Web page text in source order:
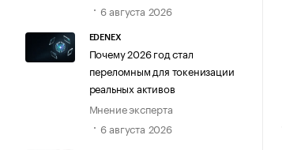
6 августа 2026
EDENEX
Почему 2026 год стал
переломным для токенизации
реальных активов
Мнение эксперта
6 августа 2026